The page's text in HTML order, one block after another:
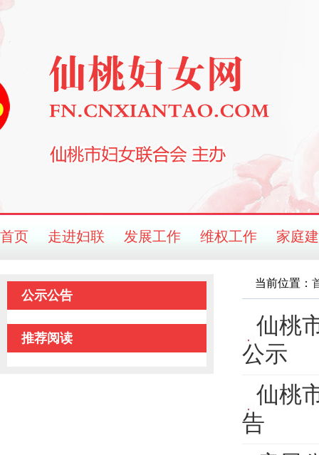
首页 走进妇联 发展工作 维权工作 家庭
公示公告
推荐阅读
当前位置：
仙桃
公示
仙桃
告